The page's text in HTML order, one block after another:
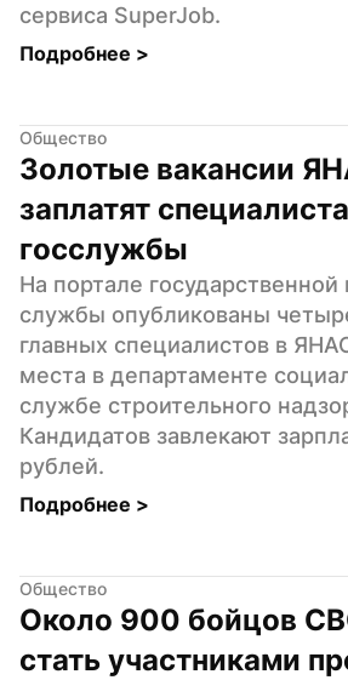
сервиса SuperJob.
Подробнее >
Общество
Золотые вакансии
заплатят
госслужбы
На портале государственной
службы опубликованы
главных специалистов в
места в департаменте
службе строительного
Кандидатов завлекают
рублей.
Подробнее >
Общество
Около 900 бойцов
стать участниками